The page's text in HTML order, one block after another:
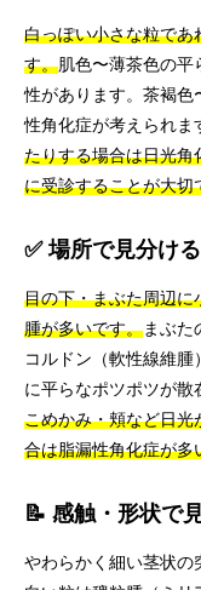
白っぽい小さな粒であ
す。肌色〜薄茶色の平
性があります。茶褐色
性角化症が考えられま
たりする場合は日光角
に受診することが大切
✅ 場所で見分ける
目の下・まぶた周辺に
腫が多いです。まぶた
コルドン（軟性線維
に平らなポツポツが散
こめかみ・頬など日光
合は脂漏性角化症が多
📝 感触・形状で
やわらかく細い茎状の